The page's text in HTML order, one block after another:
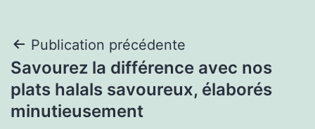
Navigation
de
l’article
Publication précédente
Savourez la différence avec nos
plats halals savoureux, élaborés
minutieusement